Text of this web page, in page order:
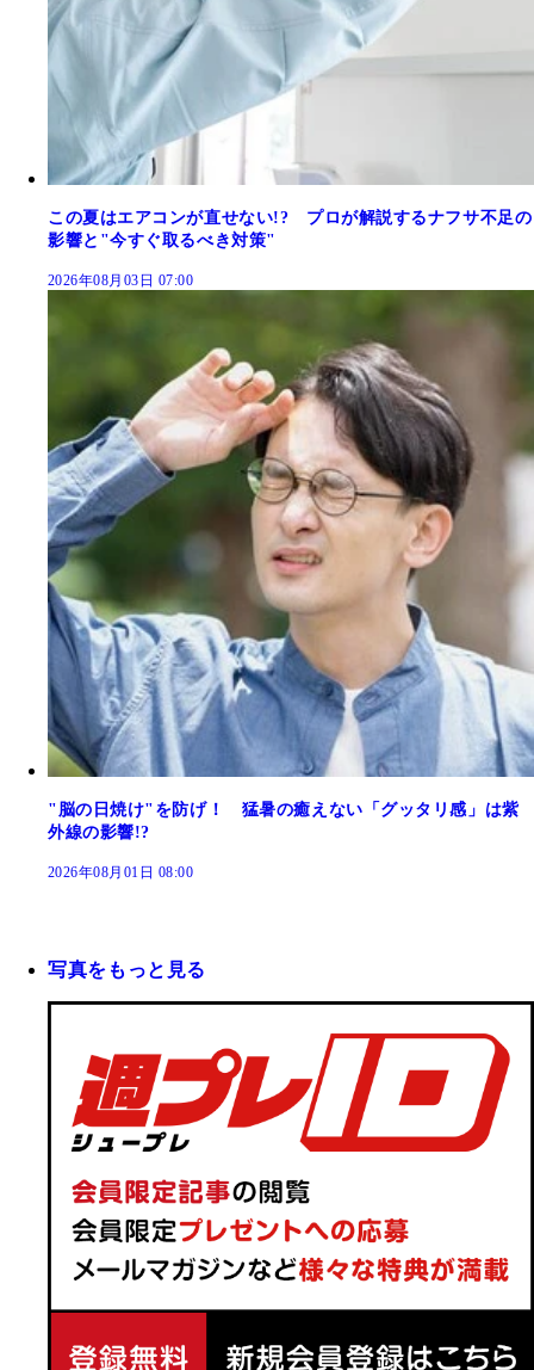
この夏はエアコンが直せない!? プロが解説するナフサ不足の
影響と"今すぐ取るべき対策"
2026年08月03日 07:00
"脳の日焼け"を防げ！ 猛暑の癒えない「グッタリ感」は紫
外線の影響!?
2026年08月01日 08:00
写真をもっと見る